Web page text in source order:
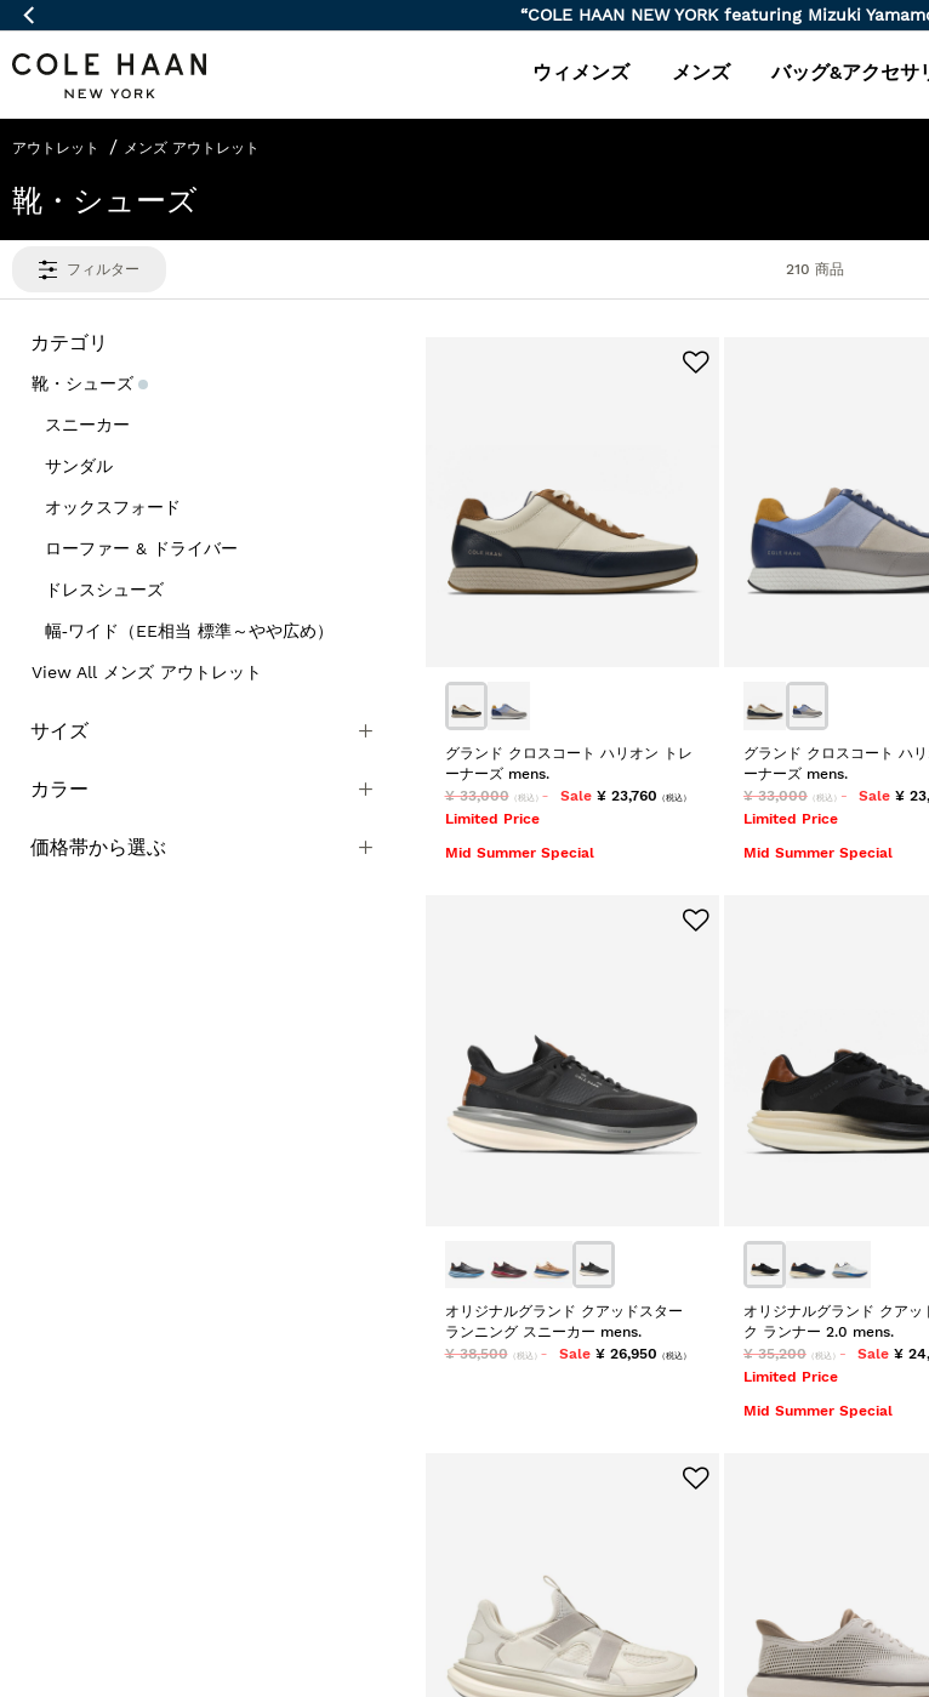
【8/
ウィメンズ メンズ バッグ&アクセサ
アウトレット メンズ アウトレット
靴・シューズ
フィルター 210 商品
カテゴリ
靴・シューズ
スニーカー
サンダル
オックスフォード
ローファー & ドライバー
ドレスシューズ
幅‐ワイド（EE相当 標準～やや広め）
View All メンズ アウトレット
サイズ
カラー
価格帯から選ぶ
グランド クロスコート ハリオン トレ
ーナーズ mens.
¥ 33,000（税込） Sale ¥ 23,760 （税込）
Limited Price
Mid Summer Special
グランド クロスコート ハ
ーナーズ mens.
¥ 33,000（税込） Sale ¥
Limited Price
Mid Summer Special
オリジナルグランド クアッドスター
ランニング スニーカー mens.
¥ 38,500（税込） Sale ¥ 26,950 （税込）
オリジナルグランド クアッ
ク ランナー 2.0 mens.
¥ 35,200（税込） Sale ¥
Limited Price
Mid Summer Special